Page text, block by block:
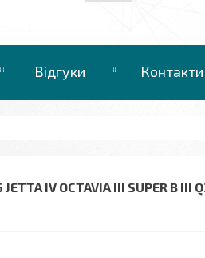
Відгуки Контакти
IV OCTAVIA III SUPER B III